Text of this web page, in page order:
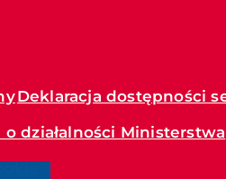
Deklaracja dostępności
o działalności Ministerstwa